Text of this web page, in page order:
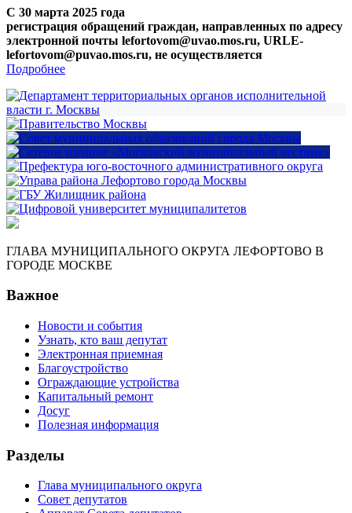
С 30 марта 2025 года
регистрация обращений граждан, направленных по адресу
электронной почты lefortovom@uvao.mos.ru, URLE-
lefortovom@puvao.mos.ru, не осуществляется
Подробнее
ГЛАВА МУНИЦИПАЛЬНОГО ОКРУГА ЛЕФОРТОВО В
ГОРОДЕ МОСКВЕ
Важное
Новости и события
Узнать, кто ваш депутат
Электронная приемная
Благоустройство
Ограждающие устройства
Капитальный ремонт
Досуг
Полезная информация
Разделы
Глава муниципального округа
Совет депутатов